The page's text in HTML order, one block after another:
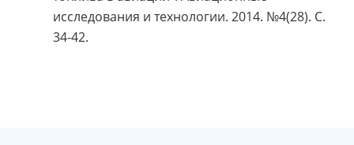
исследования и технологии. 2014. №4(28). С.
34-42.